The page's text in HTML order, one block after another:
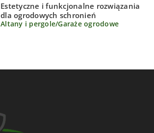
Estetyczne i funkcjonalne rozwiązania
dla ogrodowych schronień
Altany i pergole/Garaże ogrodowe